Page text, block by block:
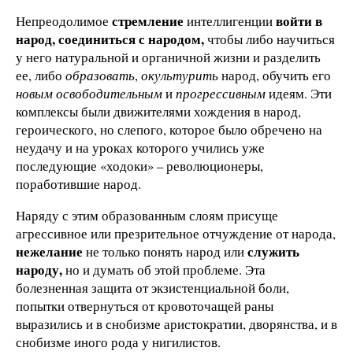
Непреодолимое стремление интеллигенциивойти в
народ, соединиться с народом,чтобы либо научиться
у него натуральной и органичной жизни и разделить
ее, либо образовать,окультуритьнарод, обучить его
новым освободительнымипрогрессивнымидеям. Эти
комплексы были движителями хождения в народ,
героического, но слепого, которое было обречено на
неудачу и на уроках которого учились уже
последующие «ходоки» – революционеры,
поработившие народ.
Наряду с этим образованным слоям присуще
агрессивное или презрительное отчуждение от народа,
нежелание не только понять народ илислужить
народу,но и думать об этой проблеме. Эта
болезненная защита от экзистенциальной боли,
попытки отвернуться от кровоточащей раны
выразились и в снобизме аристократии, дворянства, и в
снобизме иного рода у нигилистов.